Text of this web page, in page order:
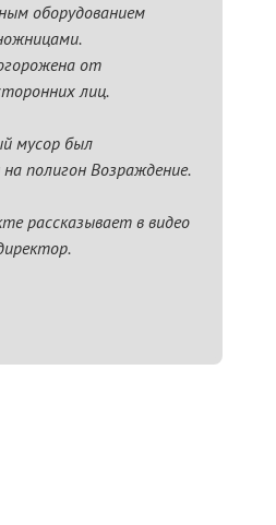
оборудованием
от
лиц.
мусор был
полигон Возраждение.
рассказывает в видео